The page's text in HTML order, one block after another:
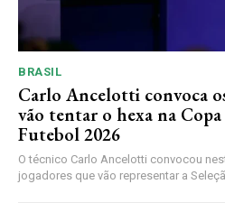
BRASIL
Carlo Ancelotti convoca
vão tentar o hexa na
Futebol 2026
O técnico Carlo Ancelotti convocou
jogadores que vão representar a